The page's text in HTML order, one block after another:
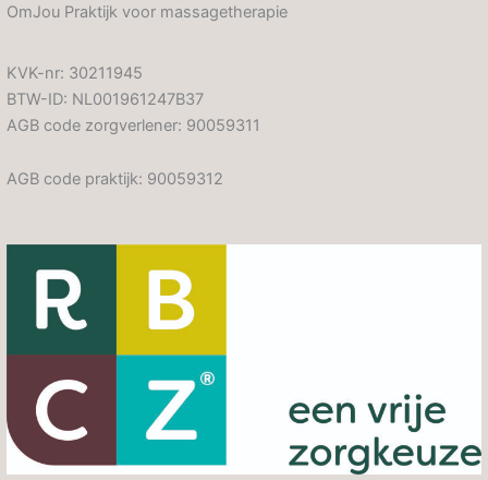
OmJou Praktijk voor massagetherapie
KVK-nr: 30211945
BTW-ID: NL001961247B37
AGB code zorgverlener: 90059311
AGB code praktijk: 90059312